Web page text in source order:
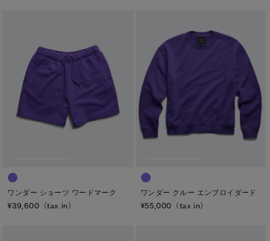
ワンダー ショーツ ワードマーク
¥39,600（tax in）
ワンダー クルー エンブロイダード
¥55,000（tax in）